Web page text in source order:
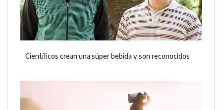
Científicos crean una súper bebida y son reconocidos